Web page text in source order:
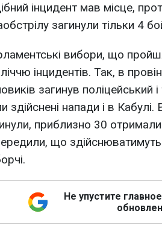
інцидент мав місце,
загинули тільки 4
вибори, що
інцидентів. Так, в
загинув поліцейський
здійснені напади і в
приблизно 30
що
Не упустите